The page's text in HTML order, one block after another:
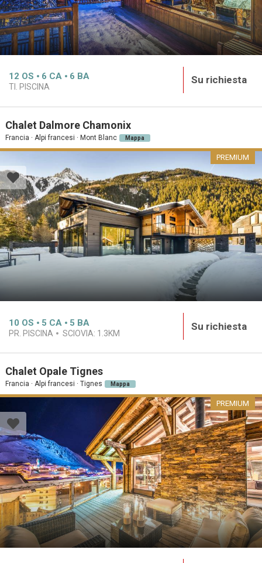
12 OS 6 CA 6 BA
TI. PISCINA
Su richiesta
Chalet Dalmore Chamonix
Francia · Alpi francesi · Mont Blanc Mappa
PREMIUM
10 OS 5 CA 5 BA
PR. PISCINA SCIOVIA: 1.3KM
Su richiesta
Chalet Opale Tignes
Francia · Alpi francesi · Tignes Mappa
PREMIUM